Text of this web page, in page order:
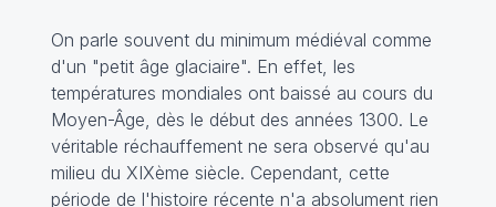
On parle souvent du minimum médiéval comme
d'un "petit âge glaciaire". En effet, les
températures mondiales ont baissé au cours du
Moyen-Âge, dès le début des années 1300. Le
véritable réchauffement ne sera observé qu'au
milieu du XIXème siècle. Cependant, cette
période de l'histoire récente n'a absolument rien